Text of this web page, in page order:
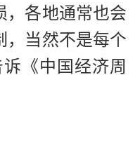
，各地通常也会
，当然不是每个
《中国经济周